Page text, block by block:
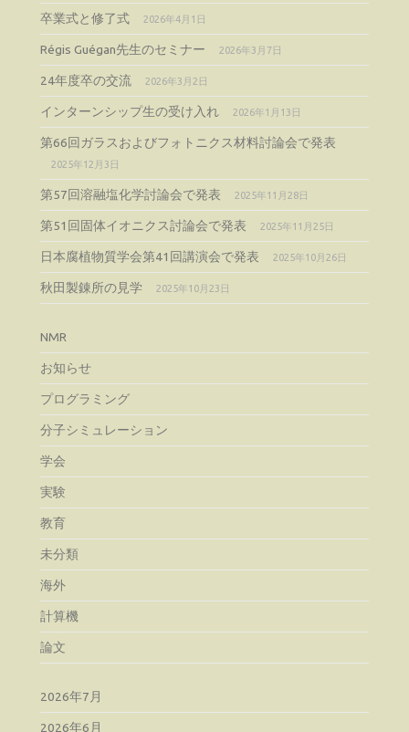
卒業式と修了式 2026年4月1日
Régis Guégan先生のセミナー 2026年3月7日
24年度卒の交流 2026年3月2日
インターンシップ生の受け入れ 2026年1月13日
第66回ガラスおよびフォトニクス材料討論会で発表
2025年12月3日
第57回溶融塩化学討論会で発表 2025年11月28日
第51回固体イオニクス討論会で発表 2025年11月25日
日本腐植物質学会第41回講演会で発表 2025年10月26日
秋田製錬所の見学 2025年10月23日
NMR
お知らせ
プログラミング
分子シミュレーション
学会
実験
教育
未分類
海外
計算機
論文
2026年7月
2026年6月